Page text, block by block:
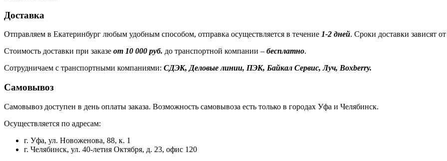
Доставка
Отправляем в Екатеринбург любым удобным способом, отправка осуществляется в течение 1-2 дней. Сроки доставки зависят
Стоимость доставки при заказе от 10 000 руб. до транспортной компании – бесплатно.
Сотрудничаем с транспортными компаниями: СДЭК, Деловые линии, ПЭК, Байкал Сервис, Луч, Boxberry.
Самовывоз
Самовывоз доступен в день оплаты заказа. Возможность самовывоза есть только в городах Уфа и Челябинск.
Осуществляется по адресам:
г. Уфа, ул. Новоженова, 88, к. 1
г. Челябинск, ул. 40-летия Октября, д. 23, офис 120